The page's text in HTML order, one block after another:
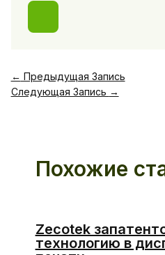
← Предыдущая Запись
Следующая Запись →
Похожие
Zecotek
технологию в